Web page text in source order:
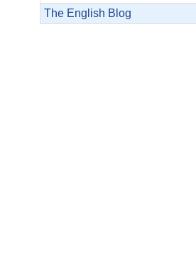
The English Blog